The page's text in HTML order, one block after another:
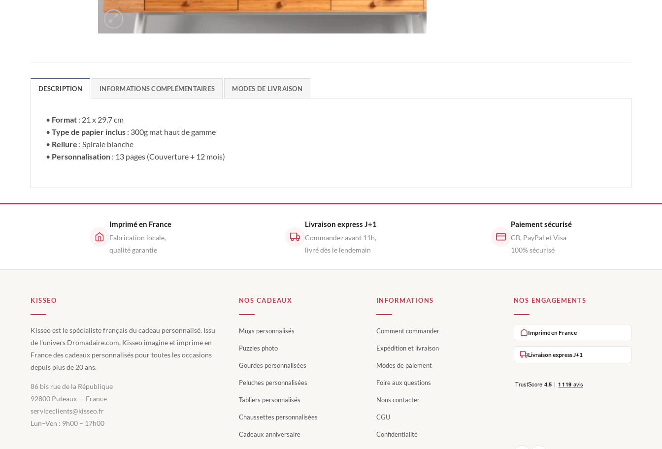
DESCRIPTION INFORMATIONS COMPLÉMENTAIRES MODES DE LIVRAISON
• Format : 21 x 29,7 cm
• Type de papier inclus : 300g mat haut de gamme
• Reliure : Spirale blanche
• Personnalisation : 13 pages (Couverture + 12 mois)
Imprimé en France
Fabrication locale,
qualité garantie
Livraison express J+1
Commandez avant 11h,
livré dès le lendemain
Paiement sécurisé
CB, PayPal et Visa
100% sécurisé
KISSEO
Kisseo est le spécialiste français du cadeau personnalisé. Issu
de l'univers Dromadaire.com, Kisseo imagine et imprime en
France des cadeaux personnalisés pour toutes les occasions
depuis plus de 20 ans.
86 bis rue de la République
92800 Puteaux — France
serviceclients@kisseo.fr
Lun–Ven : 9h00 – 17h00
NOS CADEAUX
Mugs personnalisés
Puzzles photo
Gourdes personnalisées
Peluches personnalisées
Tabliers personnalisés
Chaussettes personnalisées
Cadeaux anniversaire
INFORMATIONS
Comment commander
Expédition et livraison
Modes de paiement
Foire aux questions
Nous contacter
CGU
Confidentialité
NOS ENGAGEMENTS
Imprimé en France
Livraison express J+1